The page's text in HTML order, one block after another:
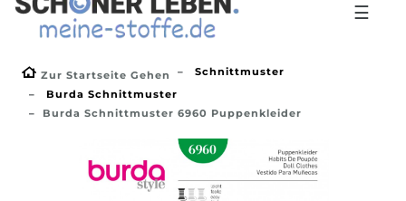
☰
Zur Startseite Gehen
Schnittmuster
Burda Schnittmuster
Burda Schnittmuster 6960 Puppenkleider